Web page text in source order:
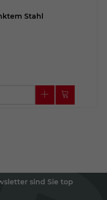
Stahl
sind Sie top